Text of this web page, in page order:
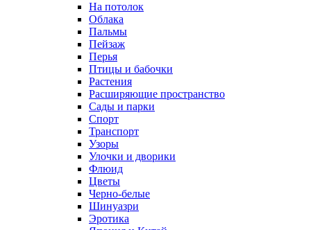
На потолок
Облака
Пальмы
Пейзаж
Перья
Птицы и бабочки
Растения
Расширяющие пространство
Сады и парки
Спорт
Транспорт
Узоры
Улочки и дворики
Флюид
Цветы
Черно-белые
Шинуазри
Эротика